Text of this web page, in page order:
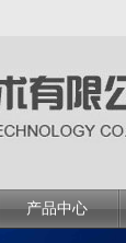
产品中心